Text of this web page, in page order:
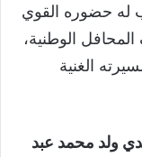
له حضوره القوي
الوطنية،
الغنية
ولد محمد عبد